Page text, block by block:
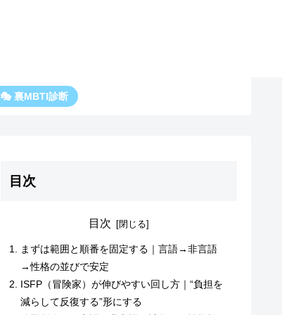
🎭 裏MBTI診断
目次
目次
まずは範囲と順番を固定する｜言語→非言語
→性格の並びで安定
ISFP（冒険家）が伸びやすい回し方｜“負担を
減らして反復する”形にする